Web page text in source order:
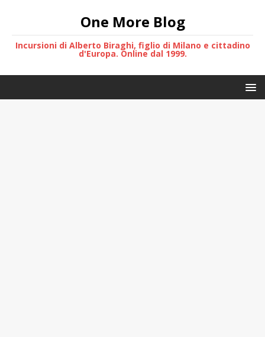
One More Blog
Incursioni di Alberto Biraghi, figlio di Milano e cittadino
d'Europa. Online dal 1999.